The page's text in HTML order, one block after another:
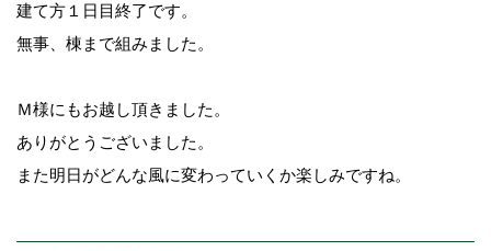
建て方１日目終了です。
無事、棟まで組みました。
Ｍ様にもお越し頂きました。
ありがとうございました。
また明日がどんな風に変わっていくか楽しみですね。